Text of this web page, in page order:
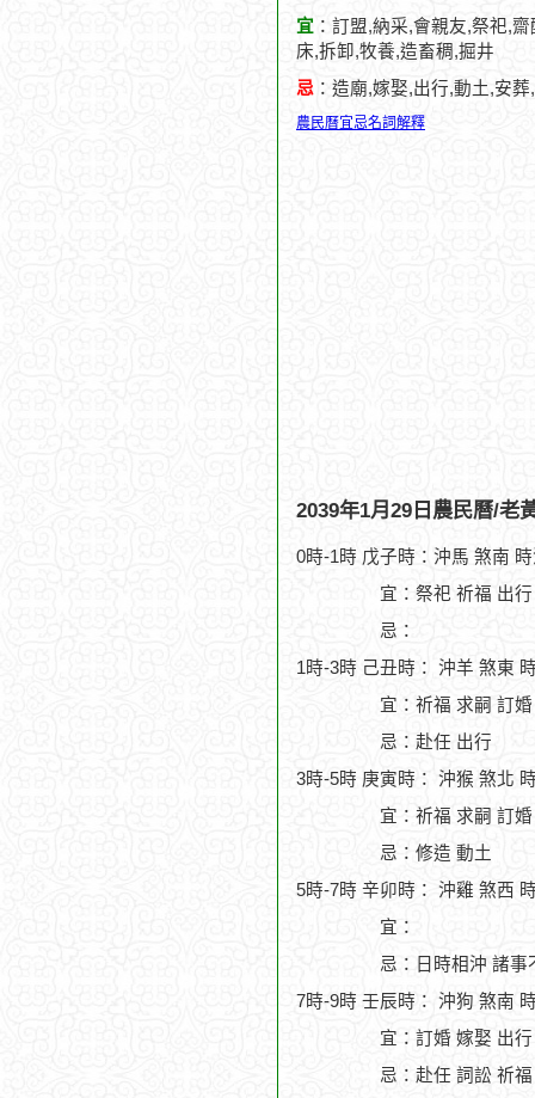
宜 ：訂盟,納采,會親友,祭祀,
床,拆卸,牧養,造畜稠,掘井
忌 ：造廟,嫁娶,出行,動土,安葬
農民曆宜忌名詞解釋
2039年1月29日農民曆/老
0時-1時 戊子時：沖馬 煞南
宜：祭祀 祈福 出
忌：
1時-3時 己丑時： 沖羊 煞東
宜：祈福 求嗣 訂
忌：赴任 出行
3時-5時 庚寅時： 沖猴 煞北
宜：祈福 求嗣 訂
忌：修造 動土
5時-7時 辛卯時： 沖雞 煞西
宜：
忌：日時相沖 諸事
7時-9時 壬辰時： 沖狗 煞南
宜：訂婚 嫁娶 出
忌：赴任 詞訟 祈